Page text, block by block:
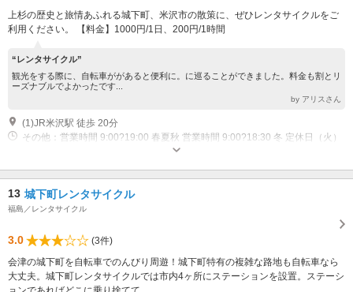
上杉の歴史と旅情あふれる城下町、米沢市の散策に、ぜひレンタサイクルをご
利用ください。 【料金】1000円/1日、200円/1時間
“レンタサイクル”
観光をする際に、自転車ががあると便利に。に巡ることができました。料金も割とリ
ーズナブルでよかったです...
by アリスさん
(1)JR米沢駅 徒歩 20分
その他：営業時間 9:00?19:00 春夏秋 営業時間 9:00?18:30 冬 定休日（火）
13 城下町レンタサイクル
福島／レンタサイクル
3.0
(3件)
会津の城下町を自転車でのんびり周遊！城下町特有の複雑な路地も自転車なら
大丈夫。城下町レンタサイクルでは市内4ヶ所にステーションを設置。ステーシ